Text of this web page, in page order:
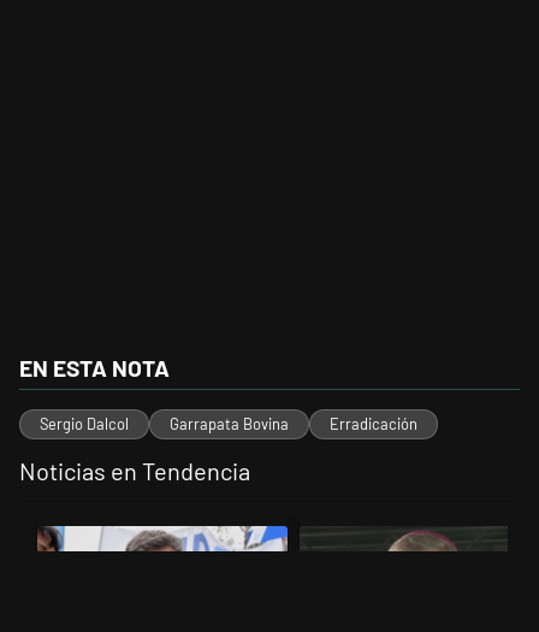
EN ESTA NOTA
Sergio Dalcol Garrapata Bovina Erradicación
Noticias en Tendencia
Un artículo de tendencia con el título "Kicillof apuntó contra Milei
Un artículo de tendencia con el